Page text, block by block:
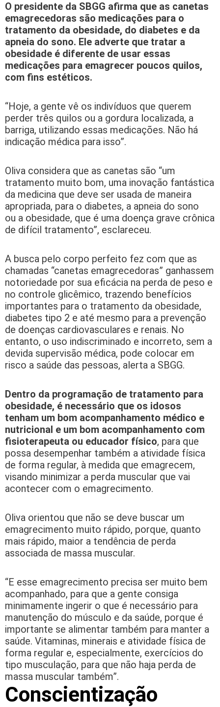
O presidente da SBGG afirma que as canetas
emagrecedoras são medicações para o
tratamento da obesidade, do diabetes e da
apneia do sono. Ele adverte que tratar a
obesidade é diferente de usar essas
medicações para emagrecer poucos quilos,
com fins estéticos.
“Hoje, a gente vê os indivíduos que querem
perder três quilos ou a gordura localizada, a
barriga, utilizando essas medicações. Não há
indicação médica para isso”.
Oliva considera que as canetas são “um
tratamento muito bom, uma inovação fantástica
da medicina que deve ser usada de maneira
apropriada, para o diabetes, a apneia do sono
ou a obesidade, que é uma doença grave crônica
de difícil tratamento”, esclareceu.
A busca pelo corpo perfeito fez com que as
chamadas “canetas emagrecedoras” ganhassem
notoriedade por sua eficácia na perda de peso e
no controle glicêmico, trazendo benefícios
importantes para o tratamento da obesidade,
diabetes tipo 2 e até mesmo para a prevenção
de doenças cardiovasculares e renais. No
entanto, o uso indiscriminado e incorreto, sem a
devida supervisão médica, pode colocar em
risco a saúde das pessoas, alerta a SBGG.
Dentro da programação de tratamento para
obesidade, é necessário que os idosos
tenham um bom acompanhamento médico e
nutricional e um bom acompanhamento com
fisioterapeuta ou educador físico, para que
possa desempenhar também a atividade física
de forma regular, à medida que emagrecem,
visando minimizar a perda muscular que vai
acontecer com o emagrecimento.
Oliva orientou que não se deve buscar um
emagrecimento muito rápido, porque, quanto
mais rápido, maior a tendência de perda
associada de massa muscular.
“E esse emagrecimento precisa ser muito bem
acompanhado, para que a gente consiga
minimamente ingerir o que é necessário para
manutenção do músculo e da saúde, porque é
importante se alimentar também para manter a
saúde. Vitaminas, minerais e atividade física de
forma regular e, especialmente, exercícios do
tipo musculação, para que não haja perda de
massa muscular também”.
Conscientização